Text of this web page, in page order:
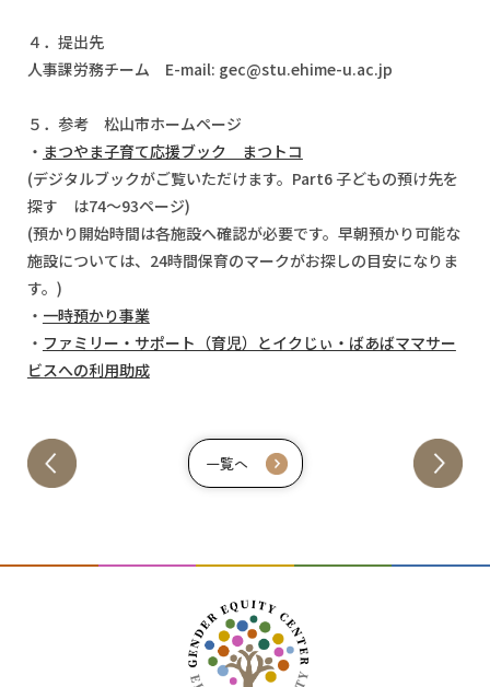
４．提出先
人事課労務チーム E-mail: gec@stu.ehime-u.ac.jp
５．参考 松山市ホームページ
・ まつやま子育て応援ブック まつトコ
(デジタルブックがご覧いただけます。Part6 子どもの預け先を
探す は74～93ページ)
(預かり開始時間は各施設へ確認が必要です。早朝預かり可能な
施設については、24時間保育のマークがお探しの目安になりま
す。)
・ 一時預かり事業
・ ファミリー・サポート（育児）とイクじぃ・ばあばママサー
ビスへの利用助成
一覧へ